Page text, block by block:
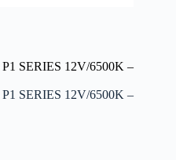
SERIES 12V/6500K –
SERIES 12V/6500K –